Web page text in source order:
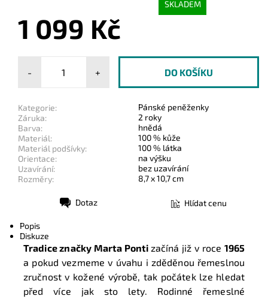
SKLADEM
1 099 Kč
- +
Kategorie:
Pánské peněženky
Záruka:
2 roky
Barva:
hnědá
Materiál:
100 % kůže
Materiál podšívky:
100 % látka
Orientace:
na výšku
Uzavírání:
bez uzavírání
Rozměry:
8,7 x 10,7 cm
Dotaz Hlídat cenu
Popis
Diskuze
Tradice značky Marta Ponti začíná již v roce 1965
a pokud vezmeme v úvahu i zděděnou řemeslnou
zručnost v kožené výrobě, tak počátek lze hledat
před více jak sto lety. Rodinné řemeslné